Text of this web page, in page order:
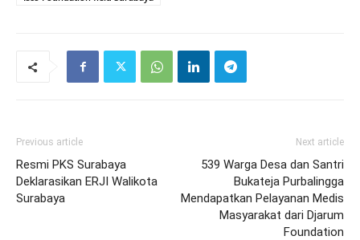
Previous article
Resmi PKS Surabaya
Deklarasikan ERJI Walikota
Surabaya
Next article
539 Warga Desa dan Santri
Bukateja Purbalingga
Mendapatkan Pelayanan Medis
Masyarakat dari Djarum
Foundation